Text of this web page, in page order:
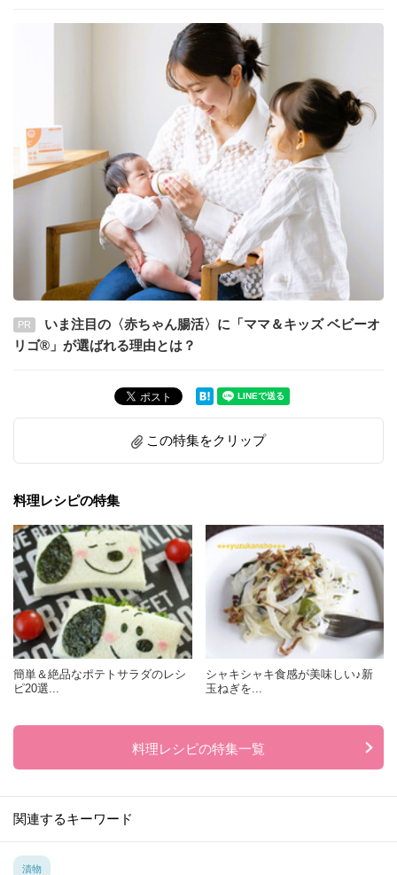
PR
いま注目の〈赤ちゃん腸活〉に「ママ＆キッズ ベビーオ
リゴ®」が選ばれる理由とは？
この特集をクリップ
料理レシピの特集
簡単＆絶品なポテトサラダのレシ
ピ20選...
シャキシャキ食感が美味しい♪新
玉ねぎを...
料理レシピの特集一覧
関連するキーワード
漬物